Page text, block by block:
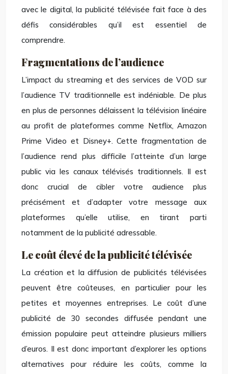
avec le digital, la publicité télévisée fait face à des
défis considérables qu’il est essentiel de
comprendre.
Fragmentations de l’audience
L’impact du streaming et des services de VOD sur
l’audience TV traditionnelle est indéniable. De plus
en plus de personnes délaissent la télévision linéaire
au profit de plateformes comme Netflix, Amazon
Prime Video et Disney+. Cette fragmentation de
l’audience rend plus difficile l’atteinte d’un large
public via les canaux télévisés traditionnels. Il est
donc crucial de cibler votre audience plus
précisément et d’adapter votre message aux
plateformes qu’elle utilise, en tirant parti
notamment de la publicité adressable.
Le coût élevé de la publicité télévisée
La création et la diffusion de publicités télévisées
peuvent être coûteuses, en particulier pour les
petites et moyennes entreprises. Le coût d’une
publicité de 30 secondes diffusée pendant une
émission populaire peut atteindre plusieurs milliers
d’euros. Il est donc important d’explorer les options
alternatives pour réduire les coûts, comme la